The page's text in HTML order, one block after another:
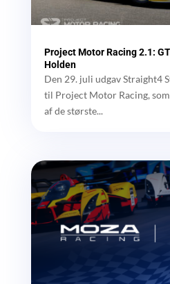
Project Motor Racing 2.1:
Holden
Den 29. juli udgav Straight4
til Project Motor Racing,
af de største...